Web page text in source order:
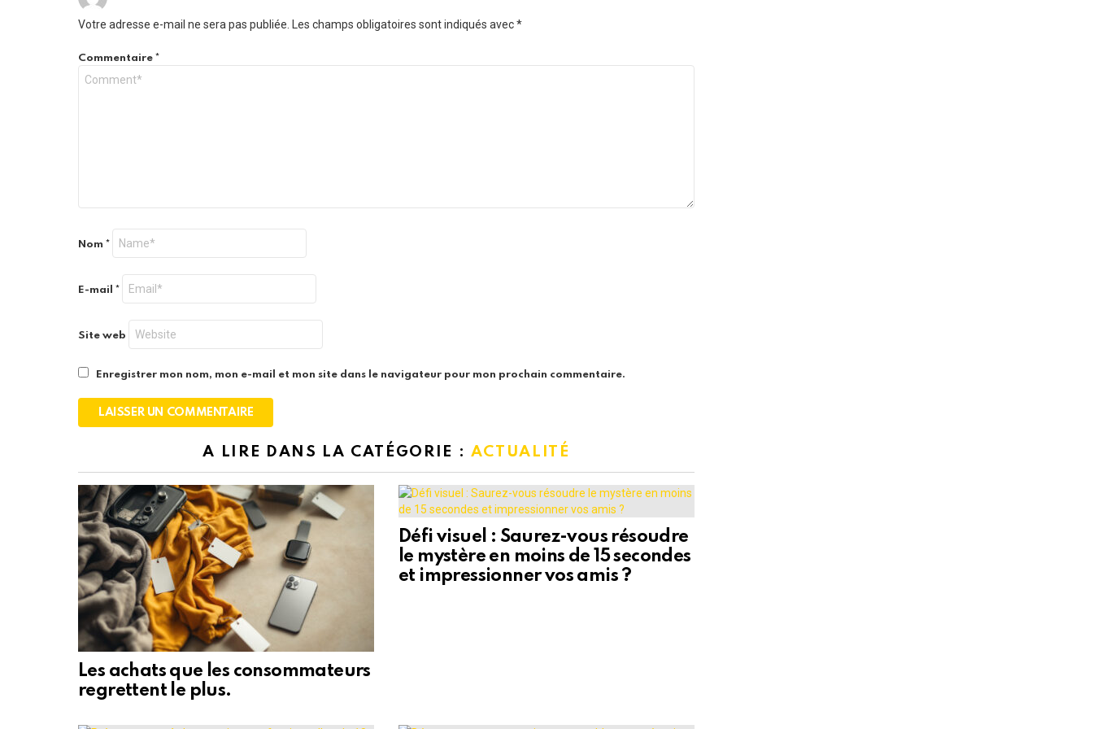
Votre adresse e-mail ne sera pas publiée. Les champs obligatoires sont indiqués avec*
Commentaire *
Nom *
E-mail *
Site web
Enregistrer mon nom, mon e-mail et mon site dans le navigateur pour mon prochain commentaire.
A LIRE DANS LA CATÉGORIE : ACTUALITÉ
Les achats que les consommateurs
regrettent le plus.
Défi visuel : Saurez-vous résoudre
le mystère en moins de 15 secondes
et impressionner vos amis ?